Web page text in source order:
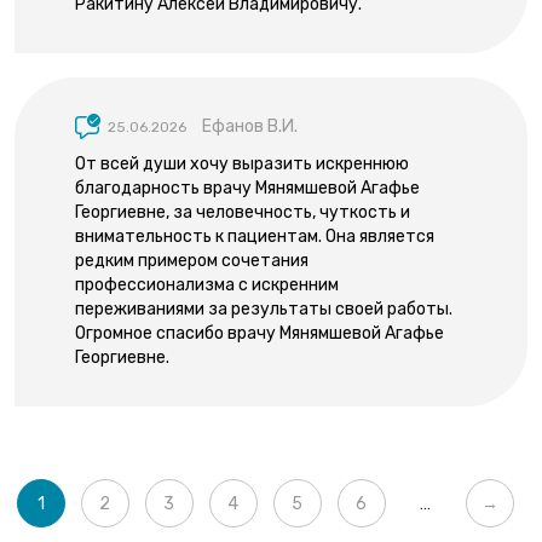
Ракитину Алексей Владимировичу.
25.06.2026
Ефанов В.И.
От всей души хочу выразить искреннюю
благодарность врачу Мянямшевой Агафье
Георгиевне, за человечность, чуткость и
внимательность к пациентам. Она является
редким примером сочетания
профессионализма с искренним
переживаниями за результаты своей работы.
Огромное спасибо врачу Мянямшевой Агафье
Георгиевне.
Нумерация страниц
Текущая страница
1 Page
2 Page
3 Page
4 Page
5 Page
6 … →